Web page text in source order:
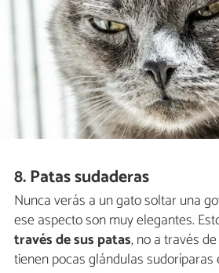
8. Patas sudaderas
Nunca verás a un gato soltar una
ese aspecto son muy elegantes.
través de sus patas, no a través
tienen pocas glándulas sudoríparas